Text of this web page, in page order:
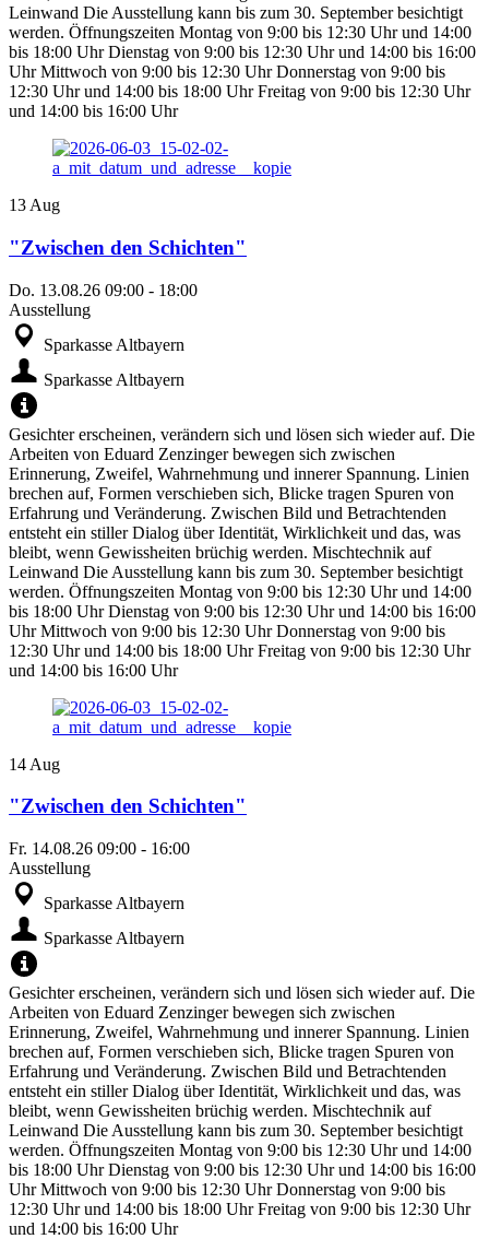
Leinwand Die Ausstellung kann bis zum 30. September besichtigt
werden. Öffnungszeiten Montag von 9:00 bis 12:30 Uhr und 14:00
bis 18:00 Uhr Dienstag von 9:00 bis 12:30 Uhr und 14:00 bis 16:00
Uhr Mittwoch von 9:00 bis 12:30 Uhr Donnerstag von 9:00 bis
12:30 Uhr und 14:00 bis 18:00 Uhr Freitag von 9:00 bis 12:30 Uhr
und 14:00 bis 16:00 Uhr
13 Aug
"Zwischen den Schichten"
Do. 13.08.26 09:00 - 18:00
Ausstellung
Sparkasse Altbayern
Sparkasse Altbayern
Gesichter erscheinen, verändern sich und lösen sich wieder auf. Die
Arbeiten von Eduard Zenzinger bewegen sich zwischen
Erinnerung, Zweifel, Wahrnehmung und innerer Spannung. Linien
brechen auf, Formen verschieben sich, Blicke tragen Spuren von
Erfahrung und Veränderung. Zwischen Bild und Betrachtenden
entsteht ein stiller Dialog über Identität, Wirklichkeit und das, was
bleibt, wenn Gewissheiten brüchig werden. Mischtechnik auf
Leinwand Die Ausstellung kann bis zum 30. September besichtigt
werden. Öffnungszeiten Montag von 9:00 bis 12:30 Uhr und 14:00
bis 18:00 Uhr Dienstag von 9:00 bis 12:30 Uhr und 14:00 bis 16:00
Uhr Mittwoch von 9:00 bis 12:30 Uhr Donnerstag von 9:00 bis
12:30 Uhr und 14:00 bis 18:00 Uhr Freitag von 9:00 bis 12:30 Uhr
und 14:00 bis 16:00 Uhr
14 Aug
"Zwischen den Schichten"
Fr. 14.08.26 09:00 - 16:00
Ausstellung
Sparkasse Altbayern
Sparkasse Altbayern
Gesichter erscheinen, verändern sich und lösen sich wieder auf. Die
Arbeiten von Eduard Zenzinger bewegen sich zwischen
Erinnerung, Zweifel, Wahrnehmung und innerer Spannung. Linien
brechen auf, Formen verschieben sich, Blicke tragen Spuren von
Erfahrung und Veränderung. Zwischen Bild und Betrachtenden
entsteht ein stiller Dialog über Identität, Wirklichkeit und das, was
bleibt, wenn Gewissheiten brüchig werden. Mischtechnik auf
Leinwand Die Ausstellung kann bis zum 30. September besichtigt
werden. Öffnungszeiten Montag von 9:00 bis 12:30 Uhr und 14:00
bis 18:00 Uhr Dienstag von 9:00 bis 12:30 Uhr und 14:00 bis 16:00
Uhr Mittwoch von 9:00 bis 12:30 Uhr Donnerstag von 9:00 bis
12:30 Uhr und 14:00 bis 18:00 Uhr Freitag von 9:00 bis 12:30 Uhr
und 14:00 bis 16:00 Uhr